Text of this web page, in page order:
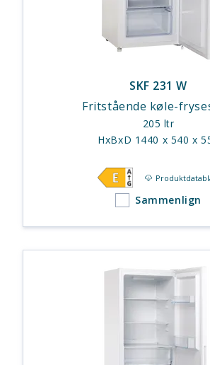
SKF 231 W
Fritstående køle-
205 ltr
HxBxD 1440 x 540 x
Sammenlign